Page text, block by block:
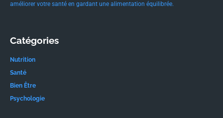
améliorer votre santé en gardant une alimentation équilibrée.
Catégories
Nutrition
Santé
Bien Être
Psychologie